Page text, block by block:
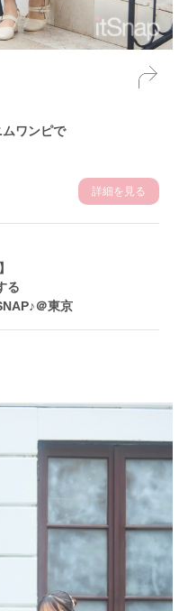
ワンピで
詳細を見る
る
＠東京